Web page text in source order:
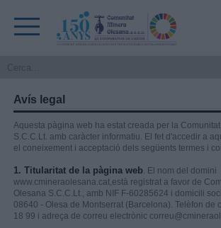
Avís legal
Aquesta pàgina web ha estat creada per la
S.C.C.Lt. amb caràcter informatiu. El fet d'accedir a
el coneixement i acceptació dels següents termes i
1. Titularitat de la pàgina web. El nom del domini
www.cmineraolesana.cat,està registrat a favor de
Olesana S.C.C.Lt., amb NIF F-60285624 i domicili
08640 - Olesa de Montserrat (Barcelona). Telèfon de
18 99 i adreça de correu electrònic